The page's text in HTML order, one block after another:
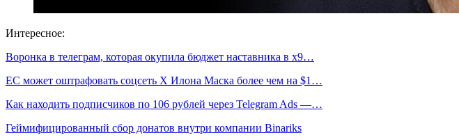
Интересное:
Воронка в телеграм, которая окупила бюджет наставника в х9…
ЕС может оштрафовать соцсеть X Илона Маска более чем на $1…
Как находить подписчиков по 106 рублей через Telegram Ads —…
Геймифицированный сбор донатов внутри компании Binariks